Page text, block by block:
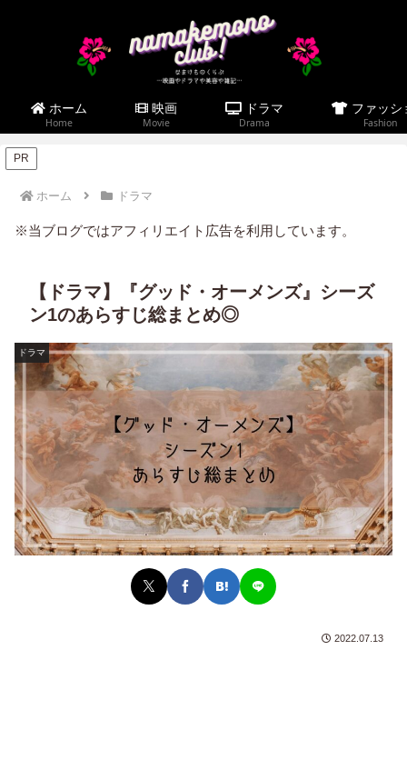
ホーム
Home
映画
Movie
ドラマ
Drama
ファッシ
Fashion
PR
ホーム ドラマ
※当ブログではアフィリエイト広告を利用しています。
【ドラマ】『グッド・オーメンズ』シーズ
ン1のあらすじ総まとめ◎
ドラマ
2022.07.13